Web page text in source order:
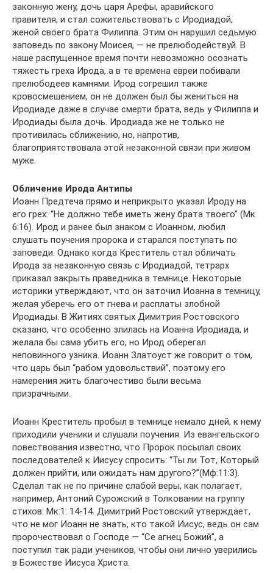
законную жену, дочь царя Арефы, аравийского
правителя, и стал сожительствовать с Иродиадой,
женой своего брата Филиппа. Этим он нарушил седьмую
заповедь по закону Моисея, — не прелюбодействуй. В
наше распущенное время почти невозможно осознать
тяжесть греха Ирода, а в те времена евреи побивали
прелюбодеев камнями. Ирод согрешил также
кровосмешением, он не должен был бы жениться на
Иродиаде даже в случае смерти брата, ведь у Филиппа и
Иродиады была дочь. Иродиада же не только не
противилась сближению, но, напротив,
благоприятствовала этой незаконной связи при живом
муже.
Обличение Ирода Антипы
Иоанн Предтеча прямо и неприкрыто указал Ироду на
его грех: “Не должно тебе иметь жену брата твоего” (Мк
6:16). Ирод и ранее был знаком с Иоанном, любил
слушать поучения пророка и старался поступать по
заповеди. Однако когда Креститель стал обличать
Ирода за незаконную связь с Иродиадой, тетрарх
приказал закрыть праведника в темнице. Некоторые
историки утверждают, что он заточил Иоанна в темницу,
желая уберечь его от гнева и расплаты злобной
Иродиады. В Житиях святых Димитрия Ростовского
сказано, что особенно злилась на Иоанна Иродиада, и
желала бы сама убить его, но Ирод оберегал
неповинного узника. Иоанн Златоуст же говорит о том,
что царь был “рабом удовольствий”, поэтому его
намерения жить благочестиво были весьма
призрачными.
Иоанн Креститель пробыл в темнице немало дней, к нему
приходили ученики и слушали поучения. Из евангельского
повествования известно, что Пророк посылал своих
последователей к Иисусу спросить: “Ты ли Тот, Который
должен прийти, или ожидать нам другого?”(Мф:11:3).
Сделал так не по причине слабой веры, как полагает,
например, Антоний Сурожский в Толковании на группу
стихов: Мк:1: 14-14. Димитрий Ростовский утверждает,
что не мог Иоанн не знать, кто такой Иисус, ведь он сам
пророчествовал о Господе — “Се агнец Божий”, а
поступил так ради учеников, чтобы они лично уверились
в Божестве Иисуса Христа.